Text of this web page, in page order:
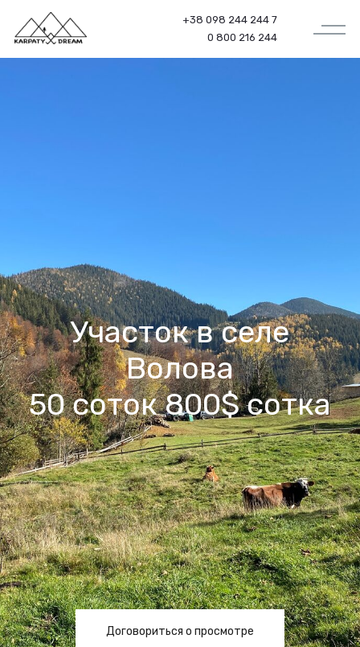
0 800 216 244
+38 098 244 244 7
Участок в селе
Волова
50 соток 800$ сотка
Договориться о просмотре